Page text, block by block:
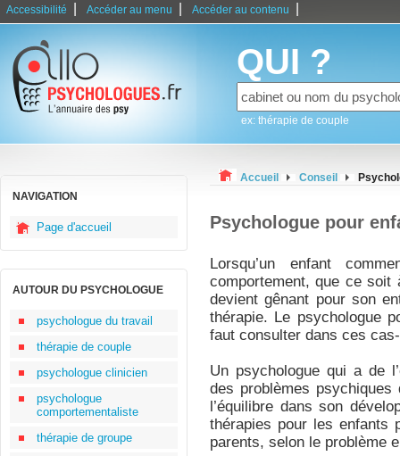
Accessibilité Accéder au menu Accéder au contenu
QUI ?
ex: thérapie de couple
NAVIGATION
Page d'accueil
AUTOUR DU PSYCHOLOGUE
psychologue du travail
thérapie de couple
psychologue clinicien
psychologue
comportementaliste
thérapie de groupe
Accueil Conseil
Psychologue pour
Lorsqu’un enfant
comportement, que ce soit
devient gênant pour son
thérapie. Le psychologue
faut consulter dans ces
Un psychologue qui a de
des problèmes
l’équilibre dans son
thérapies pour les enfants
parents, selon le problème